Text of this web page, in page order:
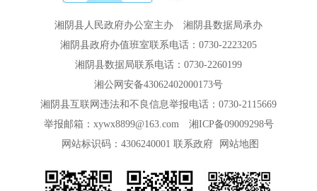
湘阴县人民政府办公室主办
湘阴县数据局承办
湘阴县政府办值班室联系电话：0730-2223205
湘阴县数据局联系电话：0730-2260199
湘公网安备43062402000173号
湘阴县互联网违法和不良信息举报电话：0730-2115669
举报邮箱：xywx8899@163.com
湘ICP备09009298号
网站标识码：4306240001 联系政府 网站地图